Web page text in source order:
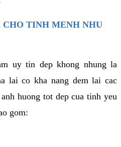
TINH MENH NHU
uy tin dep khong nhung la
lai co kha nang dem lai cac
huong tot dep cua tinh yeu
gom: